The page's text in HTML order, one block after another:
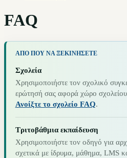
FAQ
ΑΠΌ ΠΟΎ ΝΑ ΞΕΚΙΝΉΣΕΤΕ
Σχολεία
Χρησιμοποιήστε τον σχολικό
ερώτησή σας αφορά χώρο
Ανοίξτε το σχολείο FAQ.
Τριτοβάθμια εκπαίδευση
Χρησιμοποιήστε τον οδηγό για
σχετικά με ίδρυμα, μάθημα, LMS